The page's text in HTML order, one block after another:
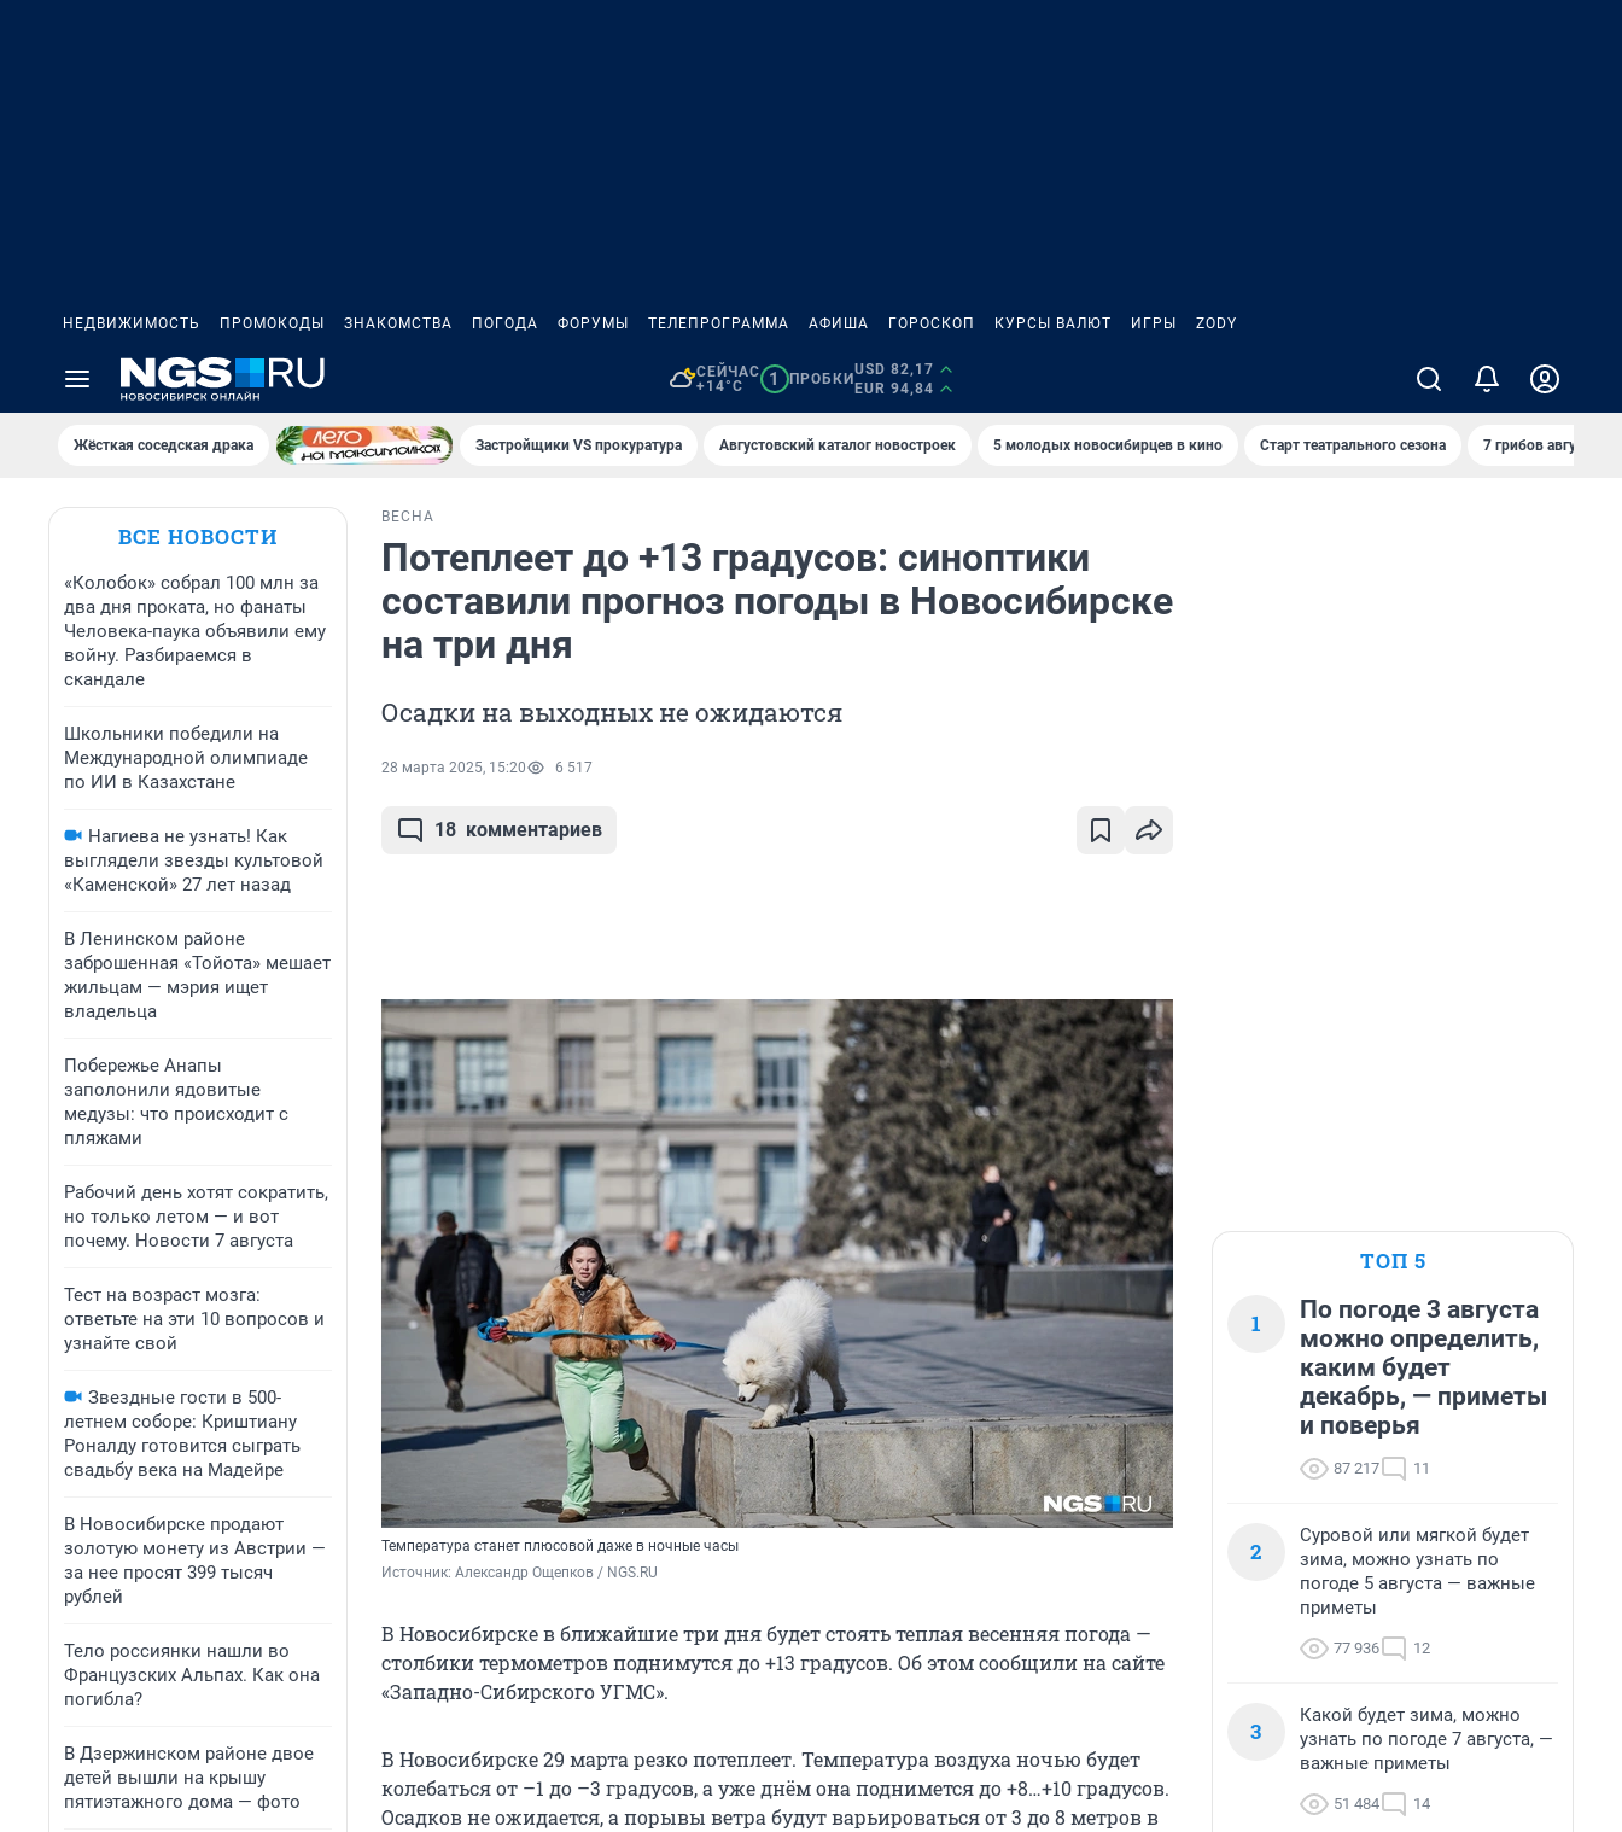
НЕДВИЖИМОСТЬ ПРОМОКОДЫ ЗНАКОМСТВА ПОГОДА ФОРУМЫ ТЕЛЕПРОГРАММА АФИША ГОРОСКОП КУРСЫ ВАЛЮТ ИГРЫ ZODY
СЕЙЧАС
+14°C
1 ПРОБКИ
USD 82,17
EUR 94,84
Жёсткая соседская драка Застройщики VS прокуратура Августовский каталог новостроек 5 молодых новосибирцев в кино Старт театрального сезона 7 грибов августа
ВСЕ НОВОСТИ
«Колобок» собрал 100 млн за
два дня проката, но фанаты
Человека-паука объявили ему
войну. Разбираемся в
скандале
Школьники победили на
Международной олимпиаде
по ИИ в Казахстане
Нагиева не узнать! Как
выглядели звезды культовой
«Каменской» 27 лет назад
В Ленинском районе
заброшенная «Тойота» мешает
жильцам — мэрия ищет
владельца
Побережье Анапы
заполонили ядовитые
медузы: что происходит с
пляжами
Рабочий день хотят сократить,
но только летом — и вот
почему. Новости 7 августа
Тест на возраст мозга:
ответьте на эти 10 вопросов и
узнайте свой
Звездные гости в 500-
летнем соборе: Криштиану
Роналду готовится сыграть
свадьбу века на Мадейре
В Новосибирске продают
золотую монету из Австрии —
за нее просят 399 тысяч
рублей
Тело россиянки нашли во
Французских Альпах. Как она
погибла?
В Дзержинском районе двое
детей вышли на крышу
пятиэтажного дома — фото
ВЕСНА
Потеплеет до +13 градусов: синоптики
составили прогноз погоды в Новосибирске
на три дня
Осадки на выходных не ожидаются
28 марта 2025, 15:20 6 517
18 комментариев
Температура станет плюсовой даже в ночные часы
Источник: Александр Ощепков / NGS.RU
В Новосибирске в ближайшие три дня будет стоять теплая весенняя погода —
столбики термометров поднимутся до +13 градусов. Об этом сообщили на сайте
«Западно-Сибирского УГМС».
В Новосибирске 29 марта резко потеплеет. Температура воздуха ночью будет
колебаться от –1 до –3 градусов, а уже днём она поднимется до +8…+10 градусов.
Осадков не ожидается, а порывы ветра будут варьироваться от 3 до 8 метров в
ТОП 5
1
По погоде 3 августа
можно определить,
каким будет
декабрь, — приметы
и поверья
87 217 11
2
Суровой или мягкой будет
зима, можно узнать по
погоде 5 августа — важные
приметы
77 936 12
3
Какой будет зима, можно
узнать по погоде 7 августа, —
важные приметы
51 484 14